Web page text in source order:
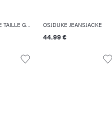
OSJDUKE JEANSJACKE
44.99 €